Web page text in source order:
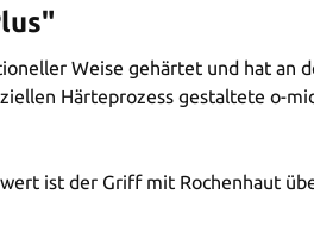
Weise gehärtet und hat an
Härteprozess gestaltete o-
ist der Griff mit Rochenhaut